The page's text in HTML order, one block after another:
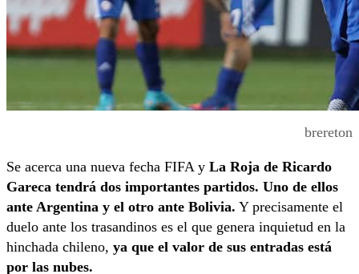
brereton
Se acerca una nueva fecha FIFA y La Roja de Ricardo
Gareca tendrá dos importantes partidos. Uno de ellos
ante Argentina y el otro ante Bolivia. Y precisamente el
duelo ante los trasandinos es el que genera inquietud en la
hinchada chileno, ya que el valor de sus entradas está
por las nubes.